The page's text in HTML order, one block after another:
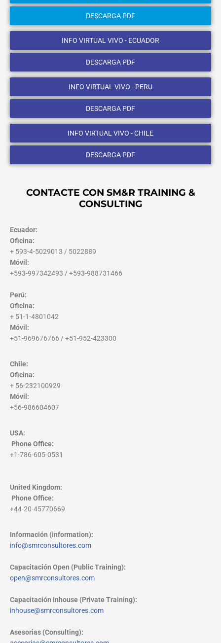
DESCARGA PDF
INFO VIRTUAL VIVO - ECUADOR
DESCARGA PDF
INFO VIRTUAL VIVO - PERU
DESCARGA PDF
INFO VIRTUAL VIVO - CHILE
DESCARGA PDF
CONTACTE CON SM&R TRAINING &
CONSULTING
Ecuador:
Oficina:
+ 593-4-5029013 / 5022889
Móvil:
+593-997342493 / +593-988731466
Perú:
Oficina:
+ 51-1-4801042
Móvil:
+51-969676766 / +51-952-423300
Chile:
Oficina:
+ 56-232100929
Móvil:
+56-986604607
USA:
Phone Office:
+1-786-605-0531
United Kingdom:
Phone Office:
+44-20-45770669
Información (information):
info@smrconsultores.com
Capacitación Open (Public Training):
open@smrconsultores.com
Capacitación Inhouse (Private Training):
inhouse@smrconsultores.com
Asesorias (Consulting):